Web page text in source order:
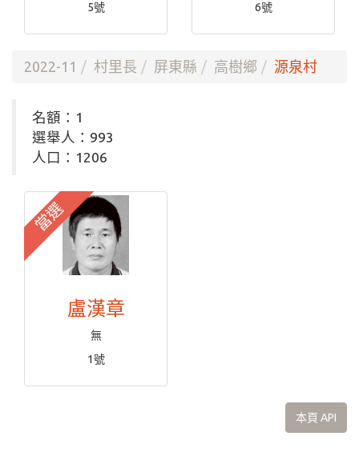
5號
6號
2022-11 村里長 屏東縣 高樹鄉 源泉村
名額：1
選舉人：993
人口：1206
當選
盧漢章
無
1號
本頁 API